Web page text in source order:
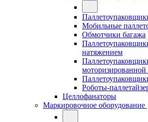
Мобильные
Обмотчики багажа
натяжением
моторизированной
Роботы-
Целлофанаторы
Маркировочное оборудование